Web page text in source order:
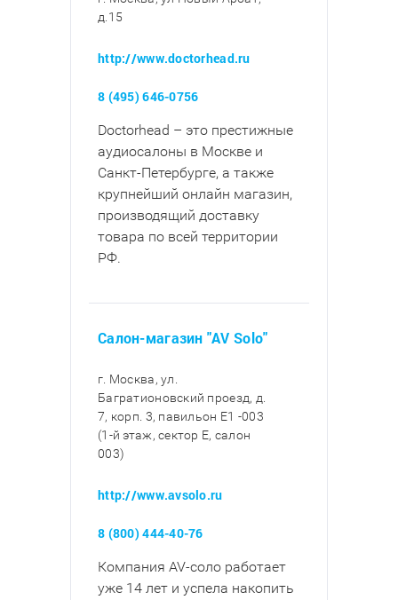
д.15
http://www.doctorhead.ru
8 (495) 646-0756
Doctorhead – это престижные
аудиосалоны в Москве и
Санкт-Петербурге, а также
крупнейший онлайн магазин,
производящий доставку
товара по всей территории
РФ.
Салон-магазин "AV Solo"
г. Москва, ул.
Багратионовский проезд, д.
7, корп. 3, павильон E1 -003
(1-й этаж, сектор E, салон
003)
http://www.avsolo.ru
8 (800) 444-40-76
Компания AV-соло работает
уже 14 лет и успела накопить